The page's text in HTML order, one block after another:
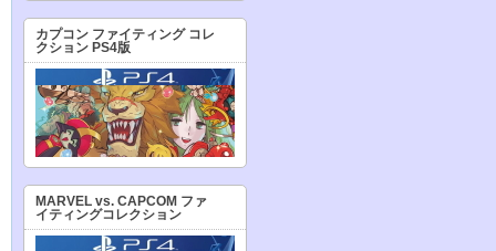
カプコン ファイティング コレ
クション PS4版
MARVEL vs. CAPCOM ファ
イティングコレクション